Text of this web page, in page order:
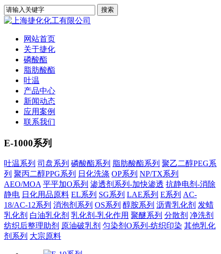
网站首页
关于捷化
磷酸酯
脂肪酸酯
吐温
产品中心
新闻动态
应用案例
联系我们
E-1000系列
吐温系列 司盘系列 磷酸酯系列 脂肪酸酯系列 聚乙二醇PEG系
列 聚丙二醇PPG系列 日化洗涤 OP系列 NP/TX系列
AEO/MOA 平平加O系列 渗透剂系列-加快渗透 抗静电剂-消除
静电 日化用品原料 EL系列 SG系列 LAE系列 E系列 AC-
18/AC-12系列 消泡剂系列 OS系列 醇胺系列 沥青乳化剂 发蜡
乳化剂 白油乳化剂 乳化剂-乳化作用 聚醚系列 分散剂 净洗剂
纺织后整理助剂 原油破乳剂 匀染剂O系列-纺织印染 其他乳化
剂系列 大宗原料